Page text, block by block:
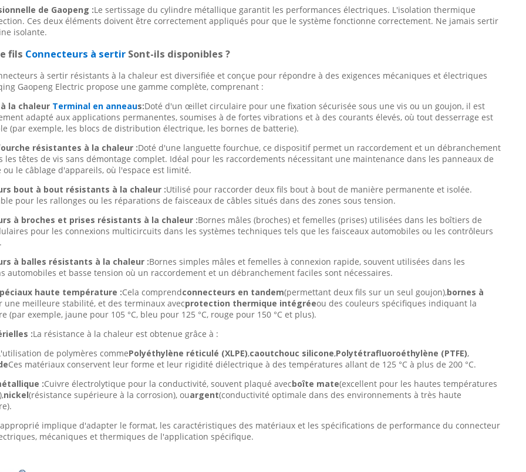
de Gaopeng :Le sertissage du cylindre métallique garantit les performances électriques. L'isolation thermique
Ces deux éléments doivent être correctement appliqués pour que le système fonctionne correctement. Ne jamais sertir
isolante.
fils Connecteurs à sertirSont-ils disponibles ?
à sertir résistants à la chaleur est diversifiée et conçue pour répondre à des exigences mécaniques et électriques
Gaopeng Electric propose une gamme complète, comprenant :
la chaleur Terminal en anneaus:Doté d'un œillet circulaire pour une fixation sécurisée sous une vis ou un goujon, il est
adapté aux applications permanentes, soumises à de fortes vibrations et à des courants élevés, où tout desserrage est
(par exemple, les blocs de distribution électrique, les bornes de batterie).
résistantes à la chaleur :Doté d'une languette fourchue, ce dispositif permet un raccordement et un débranchement
les têtes de vis sans démontage complet. Idéal pour les raccordements nécessitant une maintenance dans les panneaux de
ou le câblage d'appareils, où l'espace est limité.
bout à bout résistants à la chaleur :Utilisé pour raccorder deux fils bout à bout de manière permanente et isolée.
pour les rallonges ou les réparations de faisceaux de câbles situés dans des zones sous tension.
à broches et prises résistants à la chaleur :Bornes mâles (broches) et femelles (prises) utilisées dans les boîtiers de
pour les connexions multicircuits dans les systèmes techniques tels que les faisceaux automobiles ou les contrôleurs
à balles résistants à la chaleur :Bornes simples mâles et femelles à connexion rapide, souvent utilisées dans les
automobiles et basse tension où un raccordement et un débranchement faciles sont nécessaires.
haute température :Cela comprendconnecteurs en tandem(permettant deux fils sur un seul goujon),bornes à
une meilleure stabilité, et des terminaux avecprotection thermique intégréeou des couleurs spécifiques indiquant la
(par exemple, jaune pour 105 °C, bleu pour 125 °C, rouge pour 150 °C et plus).
:La résistance à la chaleur est obtenue grâce à :
de polymères commePolyéthylène réticulé (XLPE),caoutchouc silicone,Polytétrafluoroéthylène (PTFE),
Ces matériaux conservent leur forme et leur rigidité diélectrique à des températures allant de 125 °C à plus de 200 °C.
:Cuivre électrolytique pour la conductivité, souvent plaqué avecboîte mate(excellent pour les hautes températures
nickel(résistance supérieure à la corrosion), ouargent(conductivité optimale dans des environnements à très haute
implique d'adapter le format, les caractéristiques des matériaux et les spécifications de performance du connecteur
mécaniques et thermiques de l'application spécifique.